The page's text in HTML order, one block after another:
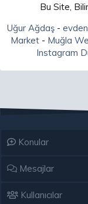
Bu Site,
Uğur Ağdaş-
Market - Muğla
Instagram
Konular
Mesajlar
Kullanıcılar